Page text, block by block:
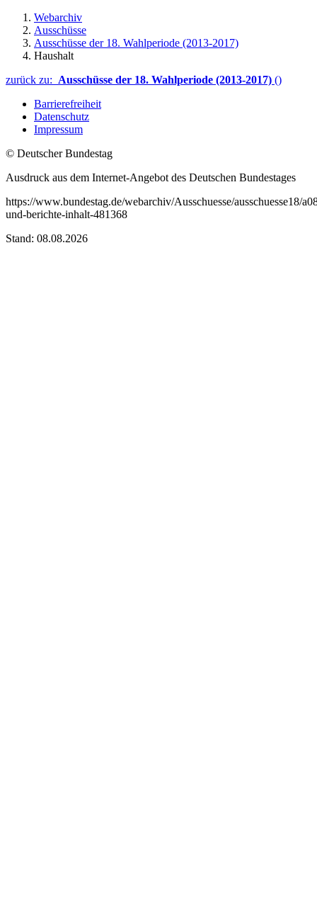
Webarchiv
Ausschüsse
Ausschüsse der 18. Wahlperiode (2013-2017)
Haushalt
zurück zu: Ausschüsse der 18. Wahlperiode (2013-2017) ()
Barrierefreiheit
Datenschutz
Impressum
© Deutscher Bundestag
Ausdruck aus dem Internet-Angebot des Deutschen Bundestages
https://www.bundestag.de/webarchiv/Ausschuesse/ausschuesse18/
und-berichte-inhalt-481368
Stand: 08.08.2026